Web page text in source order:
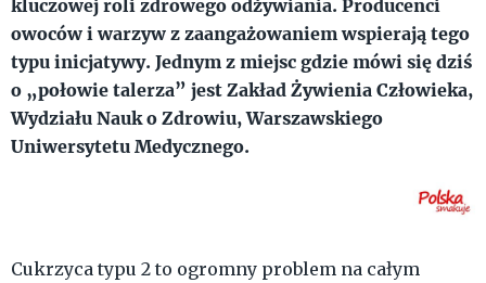
kluczowej roli zdrowego odżywiania. Producenci
owoców i warzyw z zaangażowaniem wspierają tego
typu inicjatywy. Jednym z miejsc gdzie mówi się dziś
o „połowie talerza” jest Zakład Żywienia Człowieka,
Wydziału Nauk o Zdrowiu, Warszawskiego
Uniwersytetu Medycznego.
Cukrzyca typu 2 to ogromny problem na całym